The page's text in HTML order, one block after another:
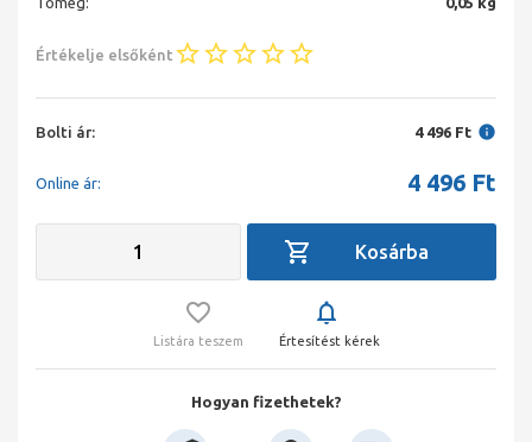
Értékelje elsőként
Bolti ár: 4 496 Ft
Online ár: 4 496 Ft
Listára teszem Értesítést kérek
Hogyan fizethetek?